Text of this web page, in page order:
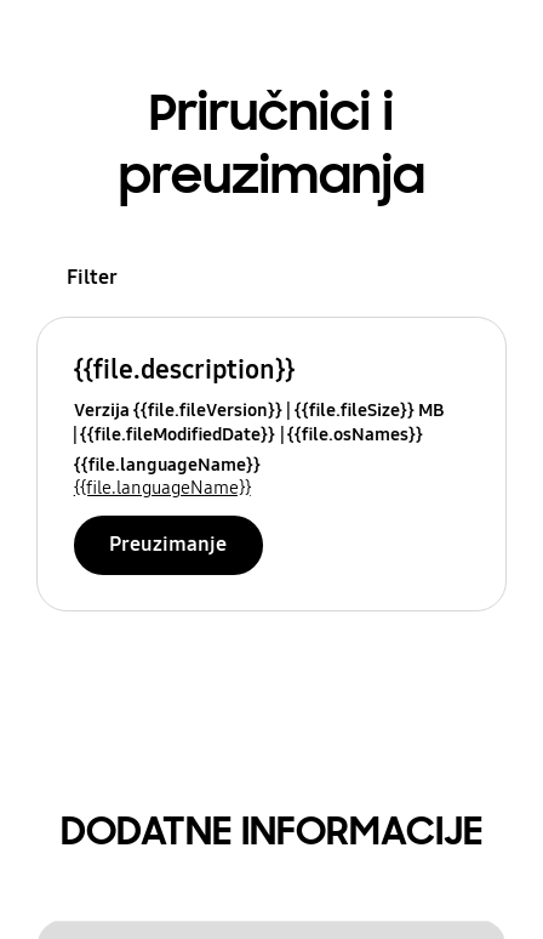
Priručnici i
preuzimanja
Filter
{{file.description}}
Verzija {{file.fileVersion}} {{file.fileSize}} MB
{{file.fileModifiedDate}} {{file.osNames}}
{{file.languageName}}
{{file.languageName}}
Preuzimanje
DODATNE INFORMACIJE